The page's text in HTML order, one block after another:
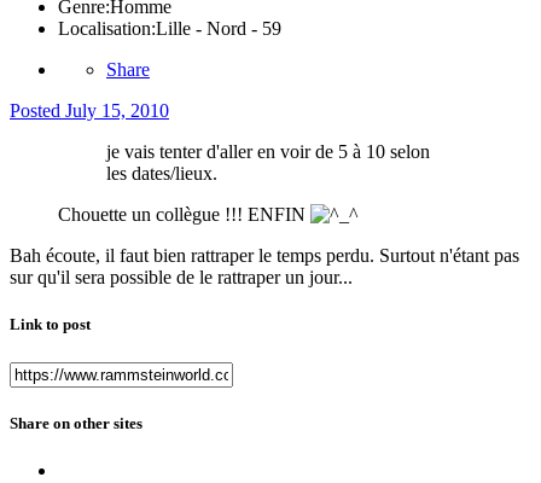
Genre:Homme
Localisation:Lille - Nord - 59
Share
Posted July 15, 2010
je vais tenter d'aller en voir de 5 à 10 selon
les dates/lieux.
Chouette un collègue !!! ENFIN
Bah écoute, il faut bien rattraper le temps perdu. Surtout n'étant pas
sur qu'il sera possible de le rattraper un jour...
Link to post
Share on other sites